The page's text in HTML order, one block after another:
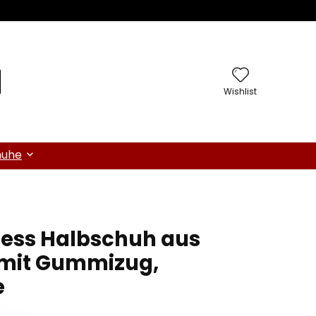
Wishlist
Halbschuh aus
Gummizug,